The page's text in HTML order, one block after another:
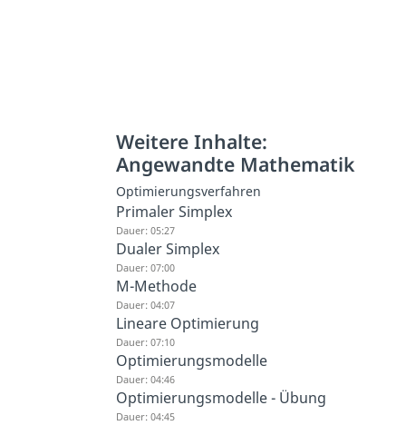
Weitere Inhalte:
Angewandte Mathematik
Optimierungsverfahren
Primaler Simplex
Dauer: 05:27
Dualer Simplex
Dauer: 07:00
M-Methode
Dauer: 04:07
Lineare Optimierung
Dauer: 07:10
Optimierungsmodelle
Dauer: 04:46
Optimierungsmodelle - Übung
Dauer: 04:45